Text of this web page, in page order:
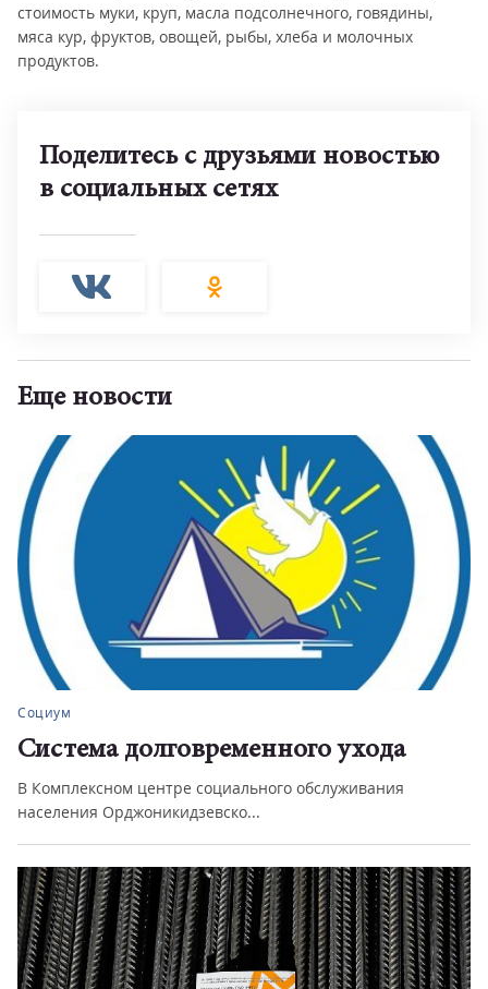
стоимость муки, круп, масла подсолнечного, говядины,
мяса кур, фруктов, овощей, рыбы, хлеба и молочных
продуктов.
Поделитесь с друзьями новостью
в социальных сетях
Еще новости
Социум
Система долговременного ухода
В Комплексном центре социального обслуживания
населения Орджоникидзевско...